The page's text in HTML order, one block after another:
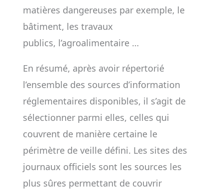
matières dangereuses par exemple, le
bâtiment, les travaux
publics, l’agroalimentaire …
En résumé, après avoir répertorié
l’ensemble des sources d’information
réglementaires disponibles, il s’agit de
sélectionner parmi elles, celles qui
couvrent de manière certaine le
périmètre de veille défini. Les sites des
journaux officiels sont les sources les
plus sûres permettant de couvrir